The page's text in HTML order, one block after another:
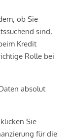
ob Sie
sind,
Kredit
Rolle bei
absolut
Sie
für die